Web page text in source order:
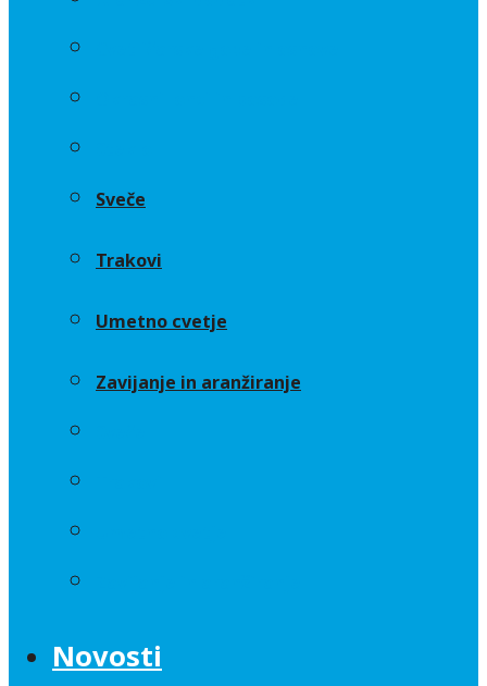
Sveče
Trakovi
Umetno cvetje
Zavijanje in aranžiranje
Novosti